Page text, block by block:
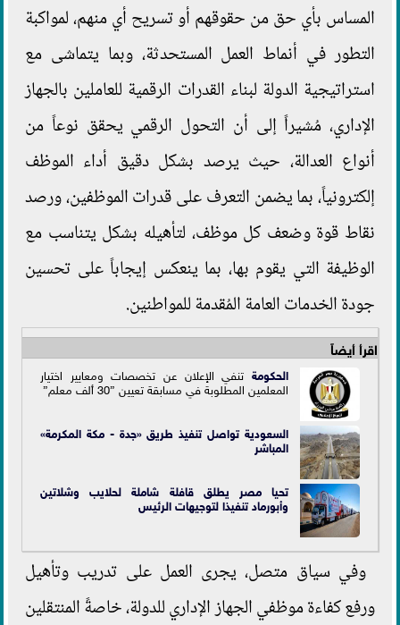
المساس بأي حق من حقوقهم أو تسريح أي منهم، لمواكبة
التطور في أنماط العمل المستحدثة، وبما يتماشى مع
استراتيجية الدولة لبناء القدرات الرقمية للعاملين بالجهاز
الإداري، مُشيراً إلى أن التحول الرقمي يحقق نوعاً من
أنواع العدالة، حيث يرصد بشكل دقيق أداء الموظف
إلكترونياً، بما يضمن التعرف على قدرات الموظفين، ورصد
نقاط قوة وضعف كل موظف، لتأهيله بشكل يتناسب مع
الوظيفة التي يقوم بها، بما ينعكس إيجاباً على تحسين
جودة الخدمات العامة المُقدمة للمواطنين.
اقرأ أيضاً
الحكومة تنفي الإعلان عن تخصصات ومعايير اختيار
المعلمين المطلوبة في مسابقة تعيين ”30 ألف معلم”
السعودية تواصل تنفيذ طريق «جدة - مكة المكرمة»
المباشر
تحيا مصر يطلق قافلة شاملة لحلايب وشلاتين
وأبورماد تنفيذا لتوجيهات الرئيس
وفي سياق متصل، يجرى العمل على تدريب وتأهيل
ورفع كفاءة موظفي الجهاز الإداري للدولة، خاصةً المنتقلين